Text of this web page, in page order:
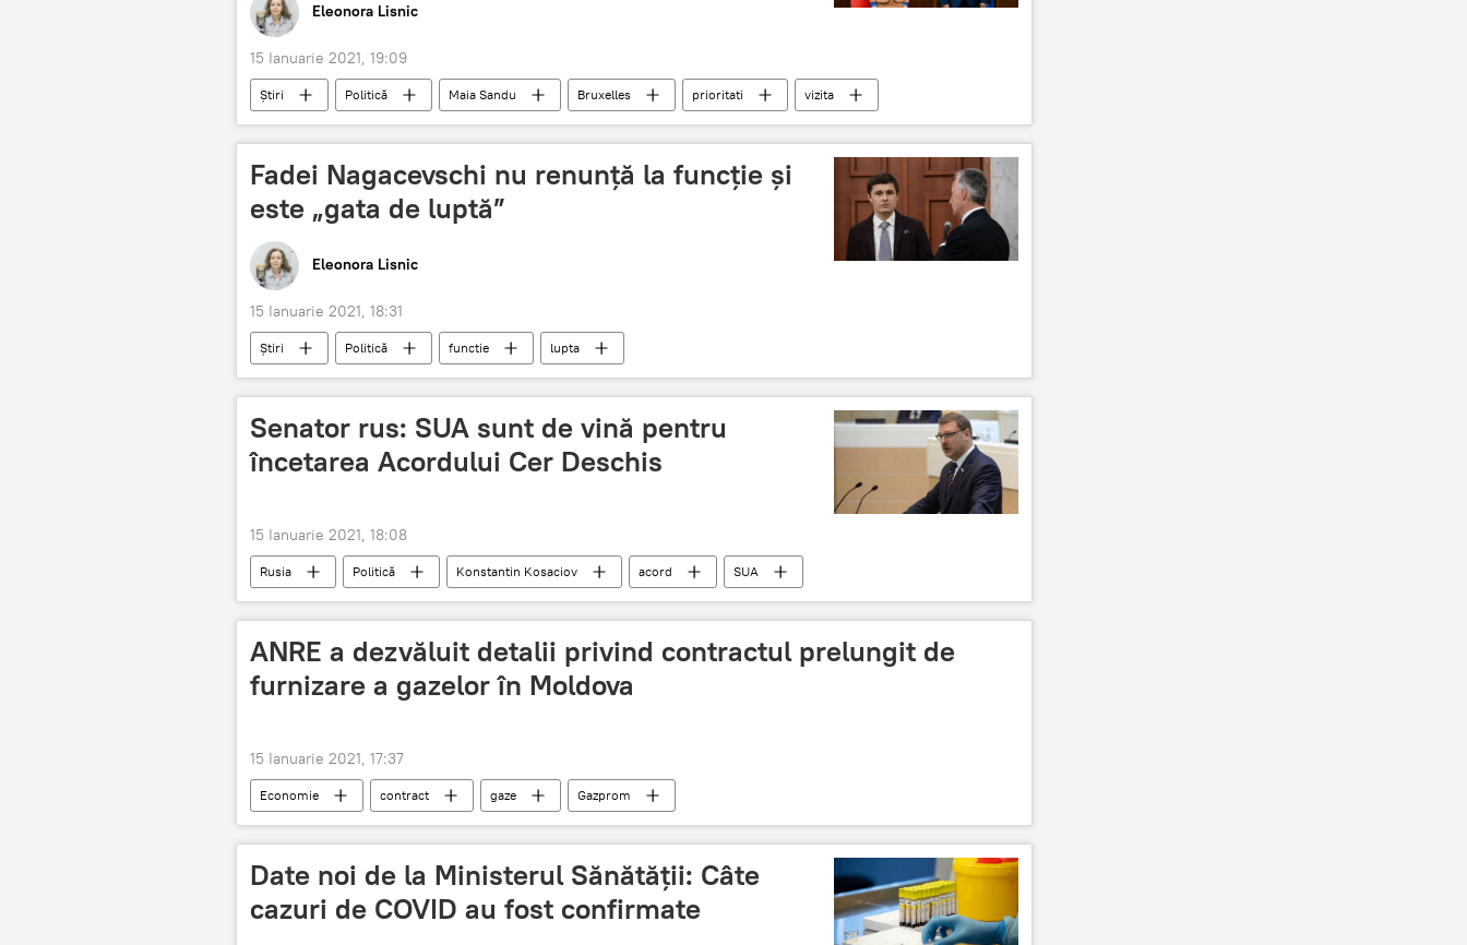
Eleonora Lisnic
15 Ianuarie 2021, 19:09
Știri Politică Maia Sandu Bruxelles prioritati vizita
Fadei Nagacevschi nu renunță la funcție și
este „gata de luptă”
Eleonora Lisnic
15 Ianuarie 2021, 18:31
Știri Politică functie lupta
Senator rus: SUA sunt de vină pentru
încetarea Acordului Cer Deschis
15 Ianuarie 2021, 18:08
Rusia Politică Konstantin Kosaciov acord SUA
ANRE a dezvăluit detalii privind contractul prelungit de
furnizare a gazelor în Moldova
15 Ianuarie 2021, 17:37
Economie contract gaze Gazprom
Date noi de la Ministerul Sănătății: Câte
cazuri de COVID au fost confirmate